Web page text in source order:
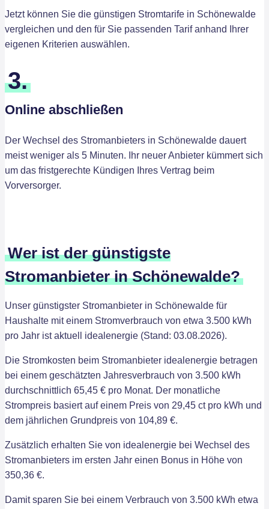
Jetzt können Sie die günstigen Stromtarife in Schönewalde
vergleichen und den für Sie passenden Tarif anhand Ihrer
eigenen Kriterien auswählen.
3.
Online abschließen
Der Wechsel des Stromanbieters in Schönewalde dauert
meist weniger als 5 Minuten. Ihr neuer Anbieter kümmert sich
um das fristgerechte Kündigen Ihres Vertrag beim
Vorversorger.
Wer ist der günstigste
Stromanbieter in Schönewalde?
Unser günstigster Stromanbieter in Schönewalde für
Haushalte mit einem Stromverbrauch von etwa 3.500 kWh
pro Jahr ist aktuell idealenergie (Stand: 03.08.2026).
Die Stromkosten beim Stromanbieter idealenergie betragen
bei einem geschätzten Jahresverbrauch von 3.500 kWh
durchschnittlich 65,45 € pro Monat. Der monatliche
Strompreis basiert auf einem Preis von 29,45 ct pro kWh und
dem jährlichen Grundpreis von 104,89 €.
Zusätzlich erhalten Sie von idealenergie bei Wechsel des
Stromanbieters im ersten Jahr einen Bonus in Höhe von
350,36 €.
Damit sparen Sie bei einem Verbrauch von 3.500 kWh etwa